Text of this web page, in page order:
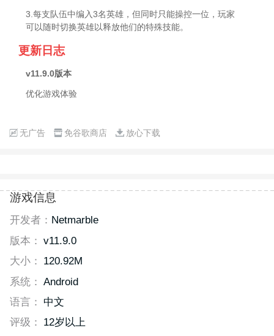
3.每支队伍中编入3名英雄，但同时只能操控一位，玩家
可以随时切换英雄以释放他们的特殊技能。
更新日志
v11.9.0版本
优化游戏体验
无广告 免谷歌商店 放心下载
游戏信息
开发者： Netmarble
版本： v11.9.0
大小：
120.92M
系统： Android
语言：
中文
评级：
12岁以上